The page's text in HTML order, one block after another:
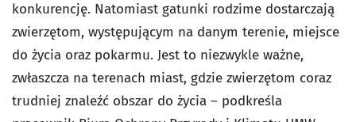
konkurencję. Natomiast gatunki rodzime dostarczają
zwierzętom, występującym na danym terenie, miejsce
do życia oraz pokarmu. Jest to niezwykle ważne,
zwłaszcza na terenach miast, gdzie zwierzętom coraz
trudniej znaleźć obszar do życia – podkreśla